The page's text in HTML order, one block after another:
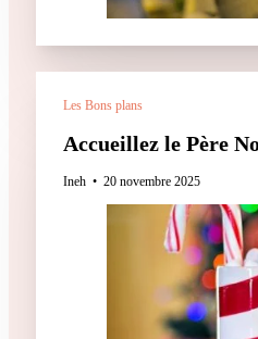
Les Bons plans
Accueillez le Père
Ineh 20 novembre 2025